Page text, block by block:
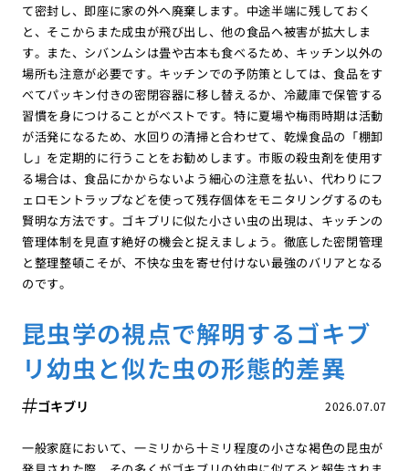
て密封し、即座に家の外へ廃棄します。中途半端に残しておく
と、そこからまた成虫が飛び出し、他の食品へ被害が拡大しま
す。また、シバンムシは畳や古本も食べるため、キッチン以外の
場所も注意が必要です。キッチンでの予防策としては、食品をす
べてパッキン付きの密閉容器に移し替えるか、冷蔵庫で保管する
習慣を身につけることがベストです。特に夏場や梅雨時期は活動
が活発になるため、水回りの清掃と合わせて、乾燥食品の「棚卸
し」を定期的に行うことをお勧めします。市販の殺虫剤を使用す
る場合は、食品にかからないよう細心の注意を払い、代わりにフ
ェロモントラップなどを使って残存個体をモニタリングするのも
賢明な方法です。ゴキブリに似た小さい虫の出現は、キッチンの
管理体制を見直す絶好の機会と捉えましょう。徹底した密閉管理
と整理整頓こそが、不快な虫を寄せ付けない最強のバリアとなる
のです。
昆虫学の視点で解明するゴキブ
リ幼虫と似た虫の形態的差異
2026.07.07
ゴキブリ
一般家庭において、一ミリから十ミリ程度の小さな褐色の昆虫が